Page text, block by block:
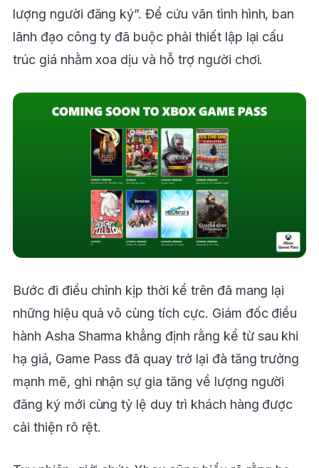
lượng người đăng ký”. Để cứu vãn tình hình, ban
lãnh đạo công ty đã buộc phải thiết lập lại cấu
trúc giá nhằm xoa dịu và hỗ trợ người chơi.
Bước đi điều chỉnh kịp thời kể trên đã mang lại
những hiệu quả vô cùng tích cực. Giám đốc điều
hành Asha Sharma khẳng định rằng kể từ sau khi
hạ giá, Game Pass đã quay trở lại đà tăng trưởng
mạnh mẽ, ghi nhận sự gia tăng về lượng người
đăng ký mới cùng tỷ lệ duy trì khách hàng được
cải thiện rõ rệt.